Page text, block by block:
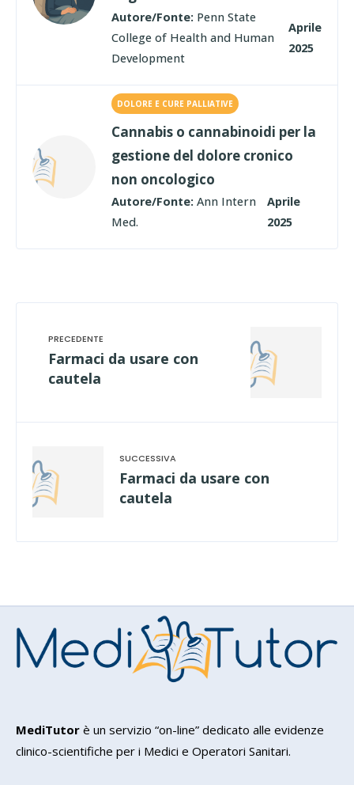
Autore/Fonte: Penn State
College of Health and Human
Development
Aprile
2025
DOLORE E CURE PALLIATIVE
Cannabis o cannabinoidi per la
gestione del dolore cronico
non oncologico
Autore/Fonte: Ann Intern
Med.
Aprile
2025
Farmaci da usare con
cautela
Farmaci da usare con
cautela
MediTutor è un servizio “on-line” dedicato alle evidenze
clinico-scientifiche per i Medici e Operatori Sanitari.